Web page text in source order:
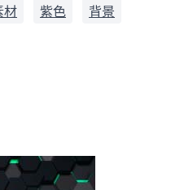
材 紫色
背景